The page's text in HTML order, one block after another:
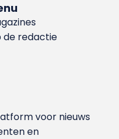
de redactie
voor nieuws
en